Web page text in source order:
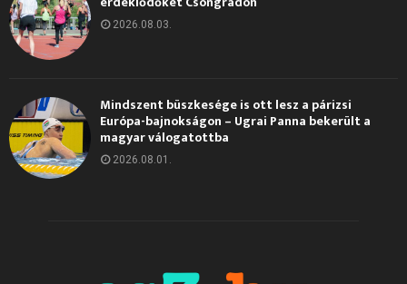
2026.08.03.
Mindszent büszkesége is ott lesz a párizsi
Európa-bajnokságon – Ugrai Panna bekerült a
magyar válogatottba
2026.08.01.